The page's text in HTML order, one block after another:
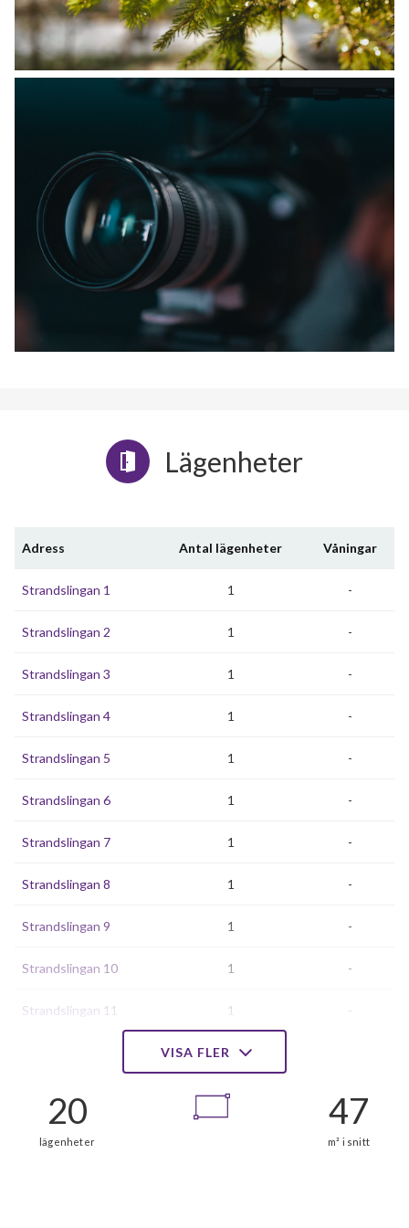
Lägenheter
Adress Antal lägenheter Våningar
Strandslingan 1 1 -
Strandslingan 2 1 -
Strandslingan 3 1 -
Strandslingan 4 1 -
Strandslingan 5 1 -
Strandslingan 6 1 -
Strandslingan 7 1 -
Strandslingan 8 1 -
Strandslingan 9 1 -
Strandslingan 10 1 -
Strandslingan 11 1 -
1
1
Strandslingan 14
VISA FLER